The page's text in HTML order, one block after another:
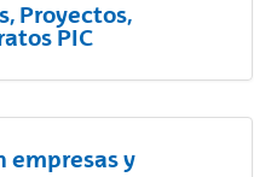
Proyectos,
PIC
empresas y